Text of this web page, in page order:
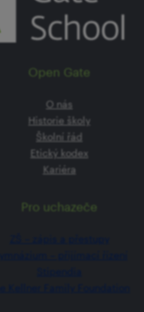
Open Gate
O nás
Historie školy
Školní řád
Etický kodex
Kariéra
Pro uchazeče